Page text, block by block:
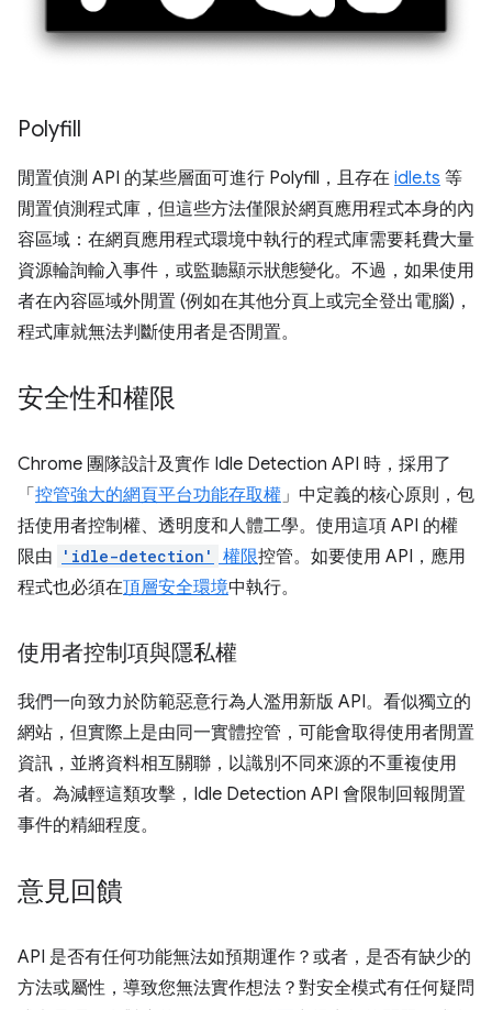
Polyfill
閒置偵測 API 的某些層面可進行 Polyfill，且存在 idle.ts 等
閒置偵測程式庫，但這些方法僅限於網頁應用程式本身的內
容區域：在網頁應用程式環境中執行的程式庫需要耗費大量
資源輪詢輸入事件，或監聽顯示狀態變化。不過，如果使用
者在內容區域外閒置 (例如在其他分頁上或完全登出電腦)，
程式庫就無法判斷使用者是否閒置。
安全性和權限
Chrome 團隊設計及實作 Idle Detection API 時，採用了
「控管強大的網頁平台功能存取權 」中定義的核心原則，包
括使用者控制權、透明度和人體工學。使用這項 API 的權
限由
'idle-detection' 權限控管。如要使用 API，應用
程式也必須在頂層安全環境中執行。
使用者控制項與隱私權
我們一向致力於防範惡意行為人濫用新版 API。看似獨立的
網站，但實際上是由同一實體控管，可能會取得使用者閒置
資訊，並將資料相互關聯，以識別不同來源的不重複使用
者。為減輕這類攻擊，Idle Detection API 會限制回報閒置
事件的精細程度。
意見回饋
API 是否有任何功能無法如預期運作？或者，是否有缺少的
方法或屬性，導致您無法實作想法？對安全模式有任何疑問